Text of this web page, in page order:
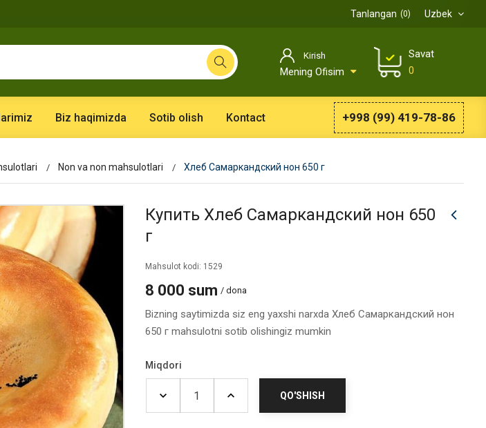
Uzbek
Tanlangan 0
Kirish
Mening Ofisim
Savat
0
Biz haqimizda Sotib olish Kontact +998 (99) 419-78-86
Non va non mahsulotlari Хлеб Самаркандский нон 650 г
Купить Хлеб Самаркандский нон 650
г
Mahsulot kodi: 1529
8 000 sum / dona
Bizning saytimizda siz eng yaxshi narxda Хлеб Самаркандский нон
650 г mahsulotni sotib olishingiz mumkin
Miqdori
QO'SHISH